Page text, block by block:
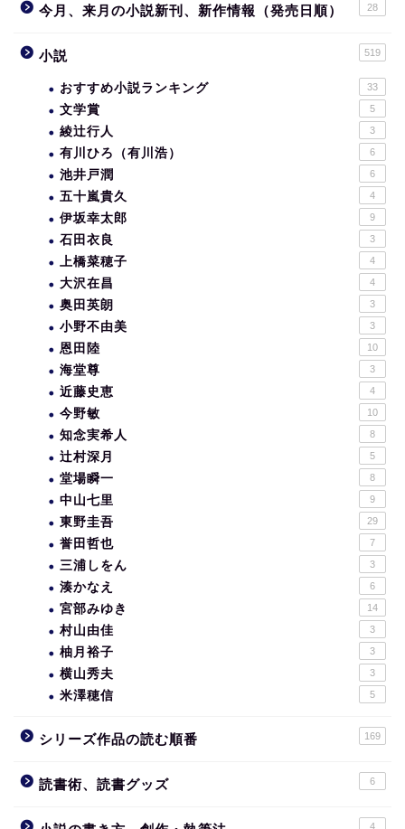
今月、来月の小説新刊、新作情報（発売日順） 28
小説 519
おすすめ小説ランキング 33
文学賞 5
綾辻行人 3
有川ひろ（有川浩） 6
池井戸潤 6
五十嵐貴久 4
伊坂幸太郎 9
石田衣良 3
上橋菜穂子 4
大沢在昌 4
奥田英朗 3
小野不由美 3
恩田陸 10
海堂尊 3
近藤史恵 4
今野敏 10
知念実希人 8
辻村深月 5
堂場瞬一 8
中山七里 9
東野圭吾 29
誉田哲也 7
三浦しをん 3
湊かなえ 6
宮部みゆき 14
村山由佳 3
柚月裕子 3
横山秀夫 3
米澤穂信 5
シリーズ作品の読む順番 169
読書術、読書グッズ 6
4